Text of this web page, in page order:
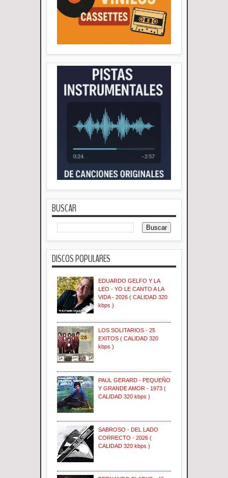
BUSCAR
DISCOS POPULARES
EDUARDO GELFO Y LA
LEO - YO LE CANTO A LA
VIDA - 2026 ( CALIDAD 320
kbps )
LOS SOLITARIOS - 25
EXITOS ( CALIDAD 320
kbps )
PAUL GERARD - PEQUEÑO
Y GRANDE AMOR - 1973 (
CALIDAD 320 kbps )
SABROSO - DEL LADO
CORRECTO - 2026 (
CALIDAD 320 kbps )